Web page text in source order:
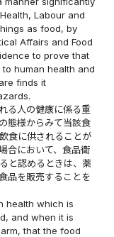
Labour and
as food, by
Affairs and Food
to prove that
human health and
finds it
る人の健康に係る重
態様からみて当該食
食に供されることが
合において、食品衛
と認めるときは、薬
品を販売することを
health which is
and when it is
that the food